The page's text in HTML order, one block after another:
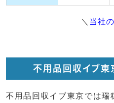
＼ 当社
不用品回収イブ東
不用品回収イブ東京では瑞